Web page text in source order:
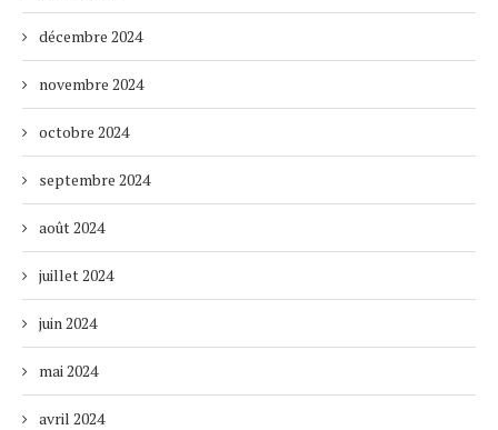
décembre 2024
novembre 2024
octobre 2024
septembre 2024
août 2024
juillet 2024
juin 2024
mai 2024
avril 2024